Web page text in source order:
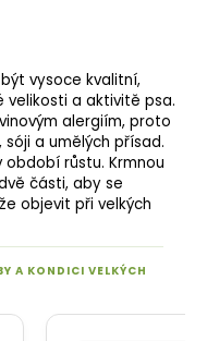
vysoce kvalitní,
velikosti a aktivitě psa.
alergiím, proto
a umělých přísad.
období růstu. Krmnou
části, aby se
objevit při velkých